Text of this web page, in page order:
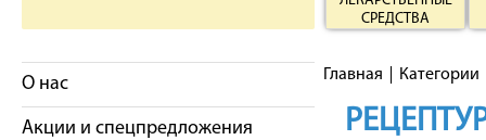
СРЕДСТВА
О нас
Акции и спецпредложения
Главная Категории